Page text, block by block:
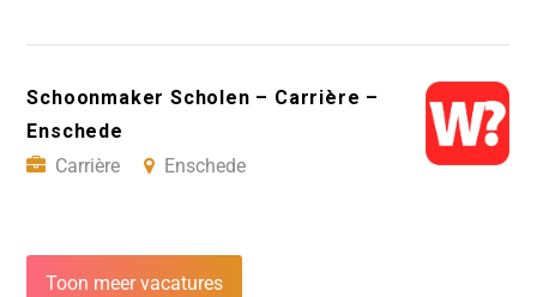
Schoonmaker Scholen – Carrière –
Enschede
Carrière
Enschede
Toon meer vacatures